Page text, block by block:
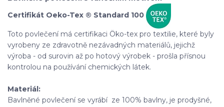
Certifikát Oeko-Tex ® Standard 100
Toto povlečení má certifikaci Öko-tex pro textilie, které byly
vyrobeny ze zdravotně nezávadných materiálů, jejichž
výroba - od surovin až po hotový výrobek - prošla přísnou
kontrolou na používání chemických látek.
Materiál:
Bavlněné povlečení se vyrábí ze 100% bavlny, je prodyšné,